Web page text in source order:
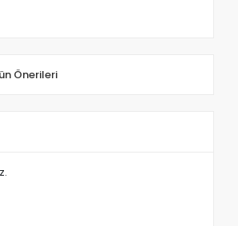
Önerileri